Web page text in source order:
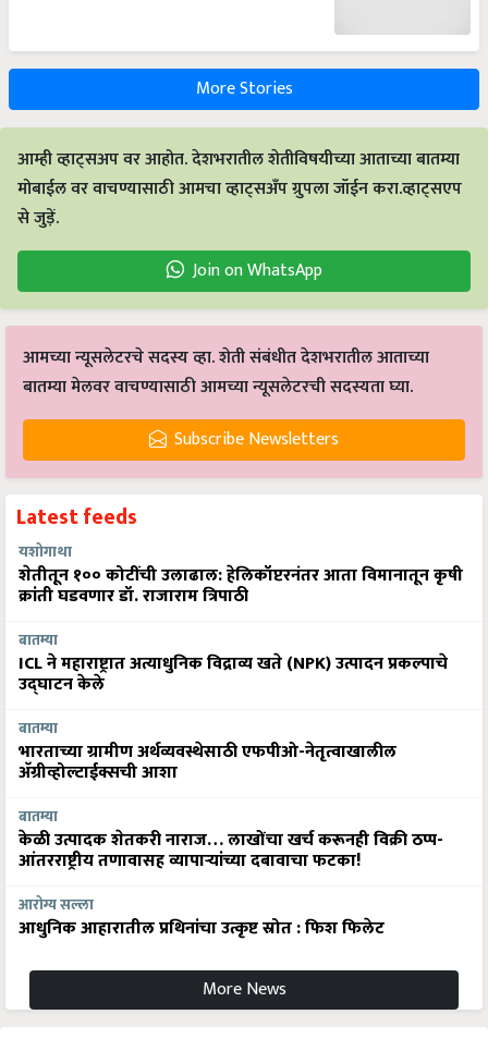
More Stories
आम्ही व्हाट्सअप वर आहोत. देशभरातील शेतीविषयीच्या आताच्या बातम्या
मोबाईल वर वाचण्यासाठी आमचा व्हाट्सअँप ग्रुपला जॉईन करा.व्हाट्सएप
से जुड़ें.
Join on WhatsApp
आमच्या न्यूसलेटरचे सदस्य व्हा. शेती संबंधीत देशभरातील आताच्या
बातम्या मेलवर वाचण्यासाठी आमच्या न्यूसलेटरची सदस्यता घ्या.
Subscribe Newsletters
Latest feeds
यशोगाथा
शेतीतून १०० कोटींची उलाढाल: हेलिकॉप्टरनंतर आता विमानातून कृषी
क्रांती घडवणार डॉ. राजाराम त्रिपाठी
बातम्या
ICL ने महाराष्ट्रात अत्याधुनिक विद्राव्य खते (NPK) उत्पादन प्रकल्पाचे
उद्घाटन केले
बातम्या
भारताच्या ग्रामीण अर्थव्यवस्थेसाठी एफपीओ-नेतृत्वाखालील
अ‍ॅग्रीव्होल्टाईक्सची आशा
बातम्या
केळी उत्पादक शेतकरी नाराज… लाखोंचा खर्च करूनही विक्री ठप्प-
आंतरराष्ट्रीय तणावासह व्यापाऱ्यांच्या दबावाचा फटका!
आरोग्य सल्ला
आधुनिक आहारातील प्रथिनांचा उत्कृष्ट स्रोत : फिश फिलेट
More News